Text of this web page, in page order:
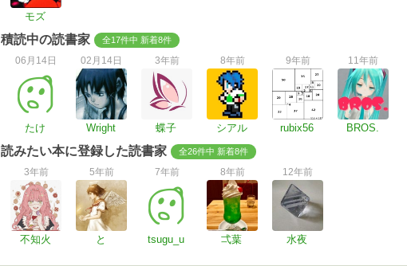
モズ
積読中の読書家 全17件中 新着8件
06月14日
たけ
02月14日
Wright
3年前
蝶子
8年前
シアル
9年前
rubix56
11年前
BROS.
読みたい本に登録した読書家 全26件中 新着8件
3年前
不知火
5年前
と
7年前
tsugu_u
8年前
弌葉
12年前
水夜